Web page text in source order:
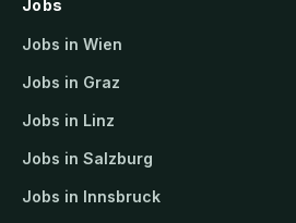
Jobs
Jobs in Wien
Jobs in Graz
Jobs in Linz
Jobs in Salzburg
Jobs in Innsbruck